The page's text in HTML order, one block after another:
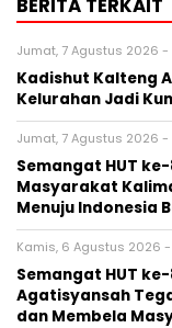
Jumat, 7 Agustus 2026 -
Kadishut Kalteng
Kelurahan Jadi
Jumat, 7 Agustus 2026 -
Semangat HUT
Masyarakat
Menuju Indonesia
Kamis, 6 Agustus 2026 -
Semangat HUT ke-
Agatisyansah
dan Membela